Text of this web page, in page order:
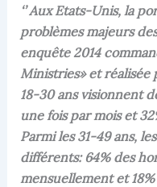
‘’ Aux Etats-Unis, la
problèmes majeurs
enquête 2014
Ministries» et réalisée
18-30 ans visionnent
une fois par mois et
Parmi les 31-49 ans,
différents: 64% des
mensuellement et